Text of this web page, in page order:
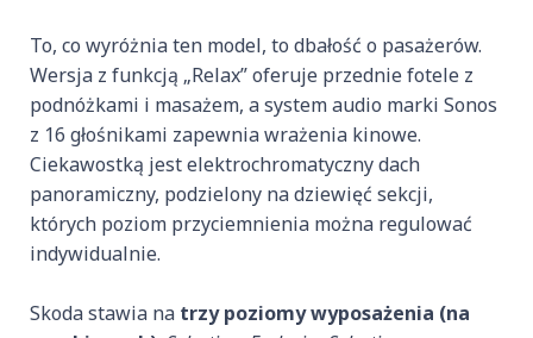
To, co wyróżnia ten model, to dbałość o pasażerów.
Wersja z funkcją „Relax” oferuje przednie fotele z
podnóżkami i masażem, a system audio marki Sonos
z 16 głośnikami zapewnia wrażenia kinowe.
Ciekawostką jest elektrochromatyczny dach
panoramiczny, podzielony na dziewięć sekcji,
których poziom przyciemnienia można regulować
indywidualnie.
Skoda stawia na trzy poziomy wyposażenia (na